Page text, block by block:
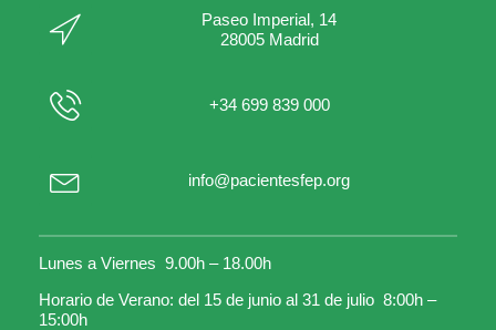
Paseo Imperial, 14
28005 Madrid
+34 699 839 000
info@pacientesfep.org
Lunes a Viernes 9.00h – 18.00h
Horario de Verano: del 15 de junio al 31 de julio 8:00h –
15:00h